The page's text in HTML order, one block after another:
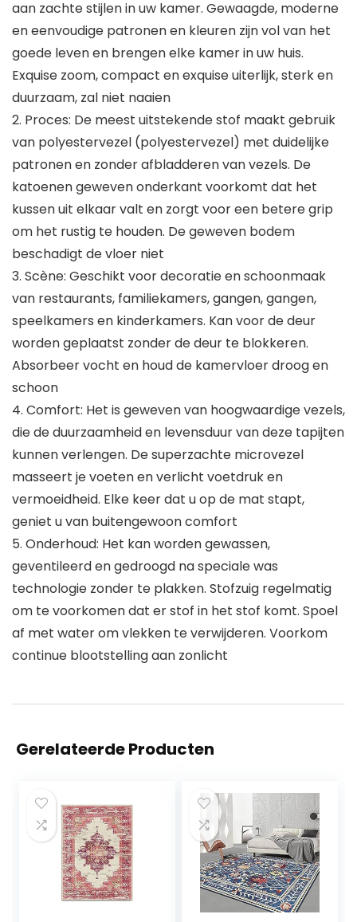
aan zachte stijlen in uw kamer. Gewaagde, moderne
en eenvoudige patronen en kleuren zijn vol van het
goede leven en brengen elke kamer in uw huis.
Exquise zoom, compact en exquise uiterlijk, sterk en
duurzaam, zal niet naaien
2. Proces: De meest uitstekende stof maakt gebruik
van polyestervezel (polyestervezel) met duidelijke
patronen en zonder afbladderen van vezels. De
katoenen geweven onderkant voorkomt dat het
kussen uit elkaar valt en zorgt voor een betere grip
om het rustig te houden. De geweven bodem
beschadigt de vloer niet
3. Scène: Geschikt voor decoratie en schoonmaak
van restaurants, familiekamers, gangen, gangen,
speelkamers en kinderkamers. Kan voor de deur
worden geplaatst zonder de deur te blokkeren.
Absorbeer vocht en houd de kamervloer droog en
schoon
4. Comfort: Het is geweven van hoogwaardige vezels,
die de duurzaamheid en levensduur van deze tapijten
kunnen verlengen. De superzachte microvezel
masseert je voeten en verlicht voetdruk en
vermoeidheid. Elke keer dat u op de mat stapt,
geniet u van buitengewoon comfort
5. Onderhoud: Het kan worden gewassen,
geventileerd en gedroogd na speciale was
technologie zonder te plakken. Stofzuig regelmatig
om te voorkomen dat er stof in het stof komt. Spoel
af met water om vlekken te verwijderen. Voorkom
continue blootstelling aan zonlicht
Gerelateerde Producten